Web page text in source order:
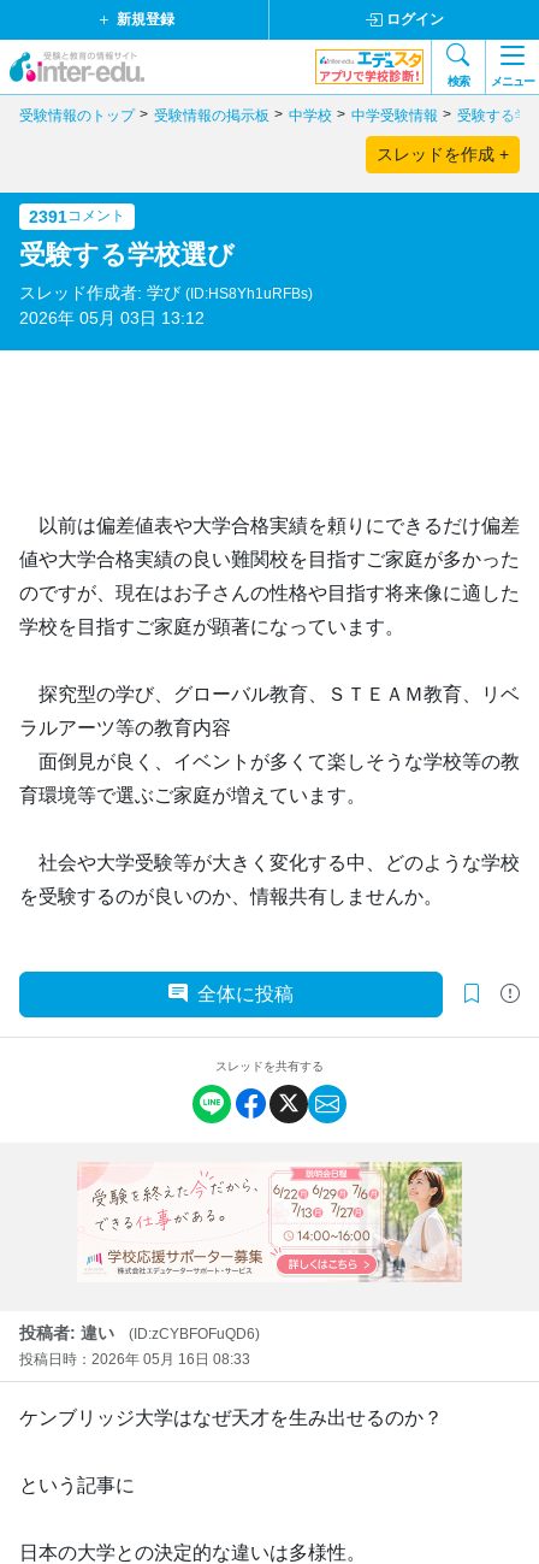
新規登録 ログイン
検索 メニュー
受験情報のトップ 受験情報の掲示板 中学校 中学受験情報 受験する学
スレッドを作成 +
2391コメント
受験する学校選び
スレッド作成者: 学び (ID:HS8Yh1uRFBs)
2026年 05月 03日 13:12
以前は偏差値表や大学合格実績を頼りにできるだけ偏差
値や大学合格実績の良い難関校を目指すご家庭が多かった
のですが、現在はお子さんの性格や目指す将来像に適した
学校を目指すご家庭が顕著になっています。
探究型の学び、グローバル教育、ＳＴＥＡＭ教育、リベ
ラルアーツ等の教育内容
面倒見が良く、イベントが多くて楽しそうな学校等の教
育環境等で選ぶご家庭が増えています。
社会や大学受験等が大きく変化する中、どのような学校
を受験するのが良いのか、情報共有しませんか。
全体に投稿
スレッドを共有する
投稿者: 違い
(ID:zCYBFOFuQD6)
投稿日時：2026年 05月 16日 08:33
ケンブリッジ大学はなぜ天才を生み出せるのか？
という記事に
日本の大学との決定的な違いは多様性。